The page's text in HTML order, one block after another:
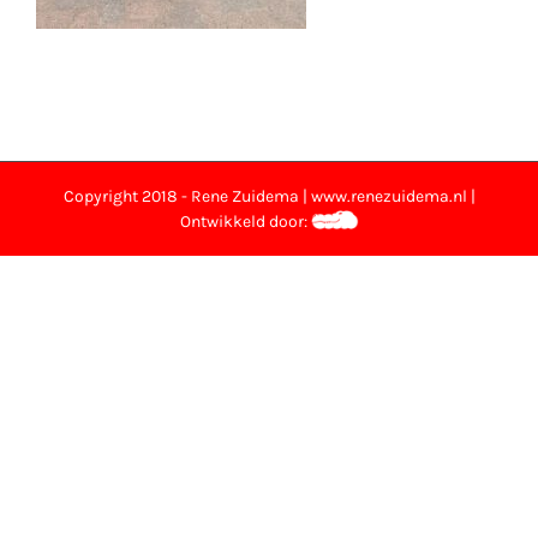
Copyright 2018 - Rene Zuidema | www.renezuidema.nl |
Ontwikkeld door: